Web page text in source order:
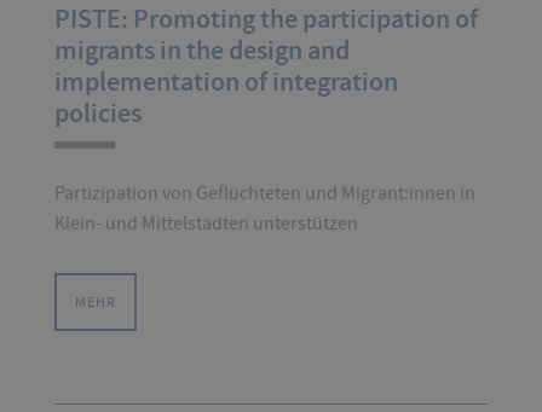
PISTE: Promoting the participation of
migrants in the design and
implementation of integration
policies
Partizipation von Geflüchteten und Migrant:innen in
Klein- und Mittelstädten unterstützen
MEHR